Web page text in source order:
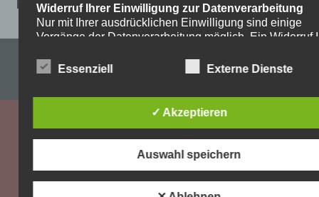
Widerruf Ihrer Einwilligung zur Datenverarbeitung
Nur mit Ihrer ausdrücklichen Einwilligung sind einige
Vorgänge der Datenverarbeitung möglich. Ein Widerruf
Widerruf genügt eine formlose Mitteilung per E-Mail. Die
Recht auf Beschwerde bei der zuständigen
Aufsichtsbehörde
Als Betroffener steht Ihnen im Falle eines
der zuständigen Aufsichtsbehörde zu. Zuständige
Aufsichtsbehörde bezüglich datenschutzrechtlicher
Essenziell Externe Dienste
✓ Akzeptieren
Auswahl speichern